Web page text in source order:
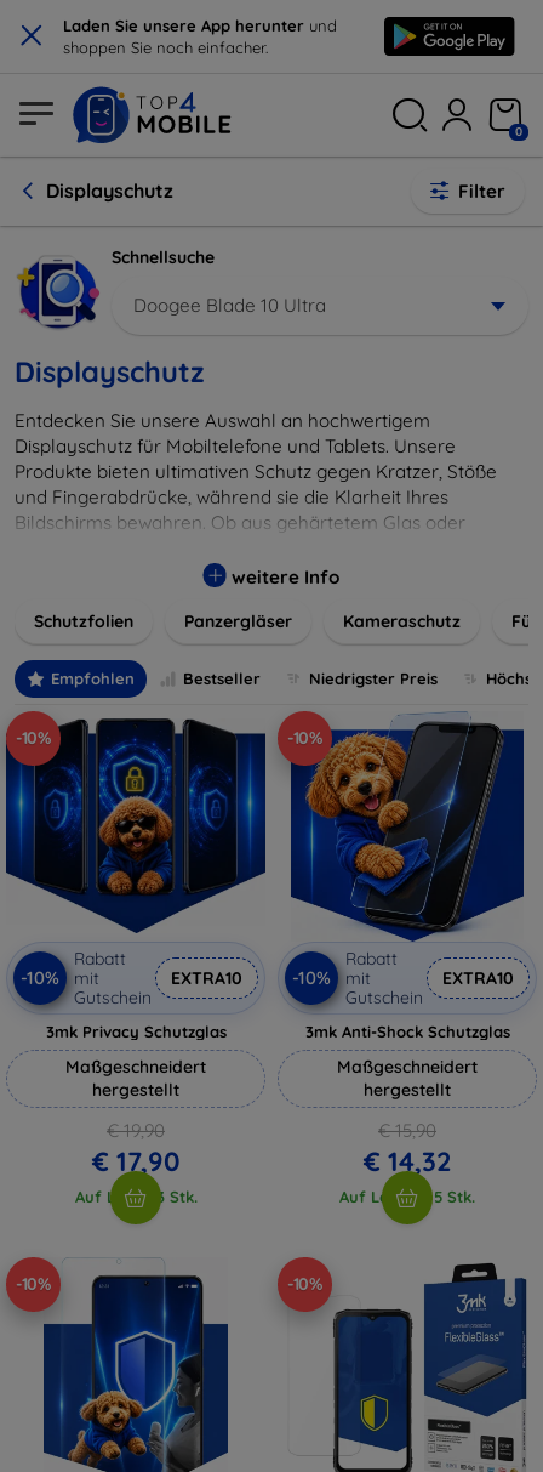
× Laden Sie unsere App herunter und
shoppen Sie noch einfacher.
0
Displayschutz Filter
Schnellsuche
Doogee Blade 10 Ultra
Displayschutz
Entdecken Sie unsere Auswahl an hochwertigem
Displayschutz für Mobiltelefone und Tablets. Unsere
Produkte bieten ultimativen Schutz gegen Kratzer, Stöße
und Fingerabdrücke, während sie die Klarheit Ihres
Bildschirms bewahren. Ob aus gehärtetem Glas oder
installieren und passgenau für jedes Gerät, um eine
wertvolles Gerät mit unseren langlebigen und zuverlässigen
digitales Erlebnis.
weitere Info
Schutzfolien Panzergläser Kameraschutz
Empfohlen Bestseller Niedrigster Preis
-10%
-10%
Rabatt
mit
Gutschein
EXTRA10
3mk Privacy Schutzglas
Maßgeschneidert
hergestellt
€ 19,90
€ 17,90
Auf Lager 3 Stk.
-10%
-10%
Rabatt
mit
Gutschein
EXTRA10
3mk Anti-Shock Schutzglas
Maßgeschneidert
hergestellt
€ 15,90
€ 14,32
Auf Lager > 5 Stk.
-10% -10%